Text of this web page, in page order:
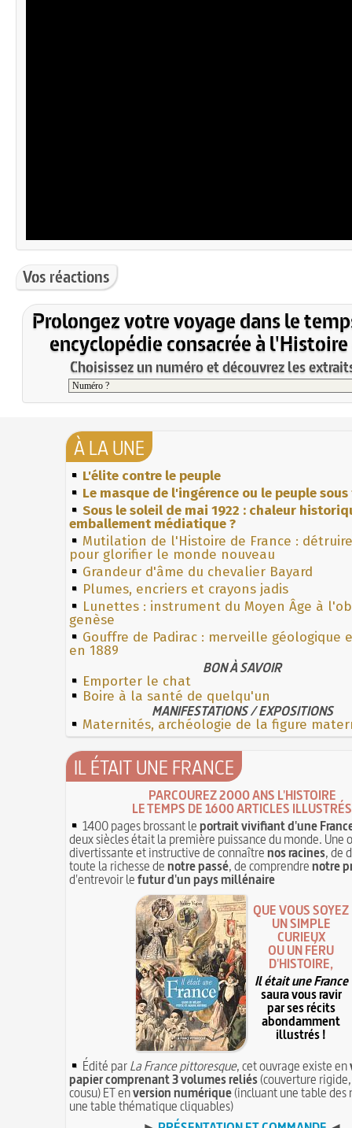
Vos réactions
Prolongez votre voyage dans le
encyclopédie consacrée à l'Histoire
Choisissez un numéro et découvrez les
À LA UNE
L'élite contre le peuple
Le masque de l'ingérence ou le peuple
Sous le soleil de mai 1922 : chaleur
emballement médiatique ?
Mutilation de l'Histoire de France :
pour glorifier le monde nouveau
Grandeur d'âme du chevalier Bayard
Plumes, encriers et crayons jadis
Lunettes : instrument du Moyen Âge à
genèse
Gouffre de Padirac : merveille géologique
en 1889
BON À SAVOIR
Emporter le chat
Boire à la santé de quelqu'un
MANIFESTATIONS / EXPOSITIONS
Maternités, archéologie de la figure
IL ÉTAIT UNE FRANCE
PARCOUREZ 2000 ANS L'HISTOIRE
LE TEMPS DE 1600 ARTICLES ILLUSTRÉS
1400 pages brossant leportrait vivifiant d'une
deux siècles était la première puissance du monde. Une
divertissante et instructive de connaîtrenos racines, de
toute la richesse denotre passé, de comprendrenotre
d'entrevoir lefutur d'un pays millénaire
QUE VOUS SOYEZ
UN SIMPLE
CURIEUX
OU UN FÉRU
D'HISTOIRE,
Il était une France
saura vous ravir
par ses récits
abondamment
illustrés !
Édité parLa France pittoresque, cet ouvrage existe en
papier comprenant 3 volumes reliés(couverture
cousu) ET enversion numérique(incluant une table des
une table thématique cliquables)